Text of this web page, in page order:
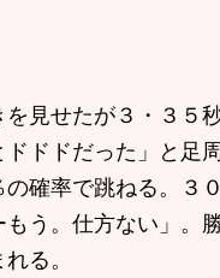
見せたが３・３５
ドドだった」と足
確率で跳ねる。３
う。仕方ない」。
る。